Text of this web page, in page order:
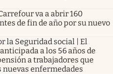
va a abrir 160
de fin de año por su nuevo
la Seguridad social | El
a los 56 años de
a trabajadores que
nuevas enfermedades